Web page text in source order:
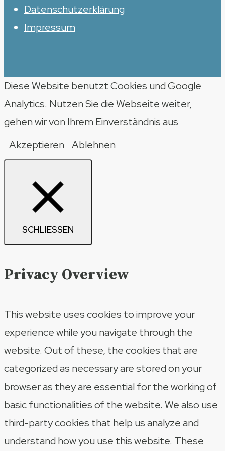
Datenschutzerklärung
Impressum
Diese Website benutzt Cookies und Google
Analytics. Nutzen Sie die Webseite weiter,
gehen wir von Ihrem Einverständnis aus
Akzeptieren Ablehnen
SCHLIESSEN
Privacy Overview
This website uses cookies to improve your
experience while you navigate through the
website. Out of these, the cookies that are
categorized as necessary are stored on your
browser as they are essential for the working of
basic functionalities of the website. We also use
third-party cookies that help us analyze and
understand how you use this website. These